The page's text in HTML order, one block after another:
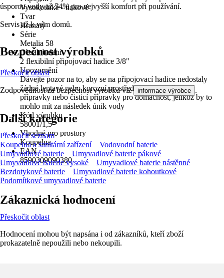
Vysokotlaké - tlakové
Tvar
Hranatý
Série
Metalia 58
Obsah balení
2 flexibilní připojovací hadice 3/8"
Upozornění
Dávejte pozor na to, aby se na připojovací hadice nedostaly
žádné leptavé nebo korozní prostředky, jako např. mycí
přípravky nebo čisticí přípravky pro domácnost, jelikož by to
mohlo mít za následek únik vody
Kód výrobku
58001/1,5
Vhodné pro prostory
Koupelna
EAN
8590309090380
úsporou vody až 54% pro nejvyšší komfort při používání.
Servis až k vám domů.
Bezpečnost výrobků
Přeskočit oblast
Zodpovědnost za bezpečnost výrobku viz informace výrobce .
Další kategorie
Přeskočit seznam
Koupelna a sanitární zařízení
Vodovodní baterie
Umyvadlové baterie
Umyvadlové baterie pákové
Umyvadlové baterie vysoké
Umyvadlové baterie nástěnné
Bezdotykové baterie
Umyvadlové baterie kohoutkové
Podomítkové umyvadlové baterie
Zákaznická hodnocení
Přeskočit oblast
Hodnocení mohou být napsána i od zákazníků, kteří zboží
prokazatelně nepoužili nebo nekoupili.